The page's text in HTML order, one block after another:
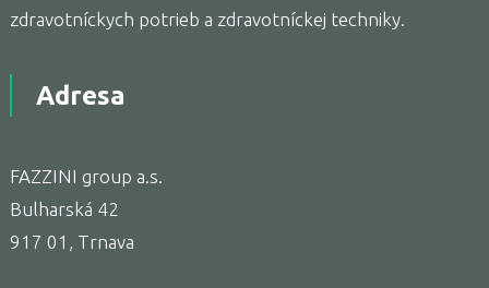
zdravotníckych potrieb a zdravotníckej techniky.
Adresa
FAZZINI group a.s.
Bulharská 42
917 01, Trnava